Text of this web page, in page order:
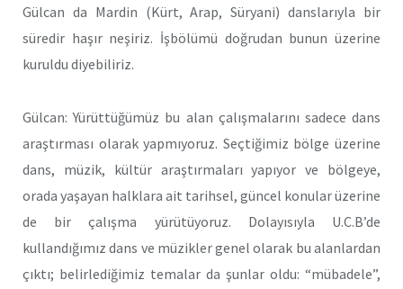
Gülcan da Mardin (Kürt, Arap, Süryani) danslarıyla bir
süredir haşır neşiriz. İşbölümü doğrudan bunun üzerine
kuruldu diyebiliriz.
Gülcan: Yürüttüğümüz bu alan çalışmalarını sadece dans
araştırması olarak yapmıyoruz. Seçtiğimiz bölge üzerine
dans, müzik, kültür araştırmaları yapıyor ve bölgeye,
orada yaşayan halklara ait tarihsel, güncel konular üzerine
de bir çalışma yürütüyoruz. Dolayısıyla U.C.B’de
kullandığımız dans ve müzikler genel olarak bu alanlardan
çıktı; belirlediğimiz temalar da şunlar oldu: “mübadele”,